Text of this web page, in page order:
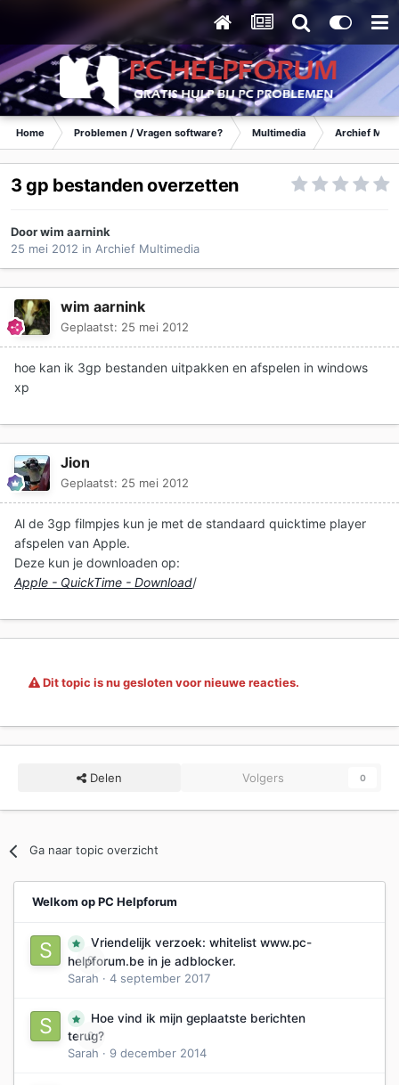
Home Problemen / Vragen software? Multimedia Archief
3 gp bestanden overzetten
Doorwim aarnink
25 mei 2012 in Archief Multimedia
wim aarnink
Geplaatst: 25 mei 2012
hoe kan ik 3gp bestanden uitpakken en afspelen in windows
xp
Jion
Geplaatst: 25 mei 2012
Al de 3gp filmpjes kun je met de standaard quicktime player
afspelen van Apple.
Deze kun je downloaden op:
Apple - QuickTime - Download/
Dit topic is nu gesloten voor nieuwe reacties.
Delen Volgers 0
Ga naar topic overzicht
Welkom op PC Helpforum
0
Vriendelijk verzoek: whitelist www.pc-
helpforum.be in je adblocker.
Sarah · 4 september 2017
0
Hoe vind ik mijn geplaatste berichten
terug?
Sarah · 9 december 2014